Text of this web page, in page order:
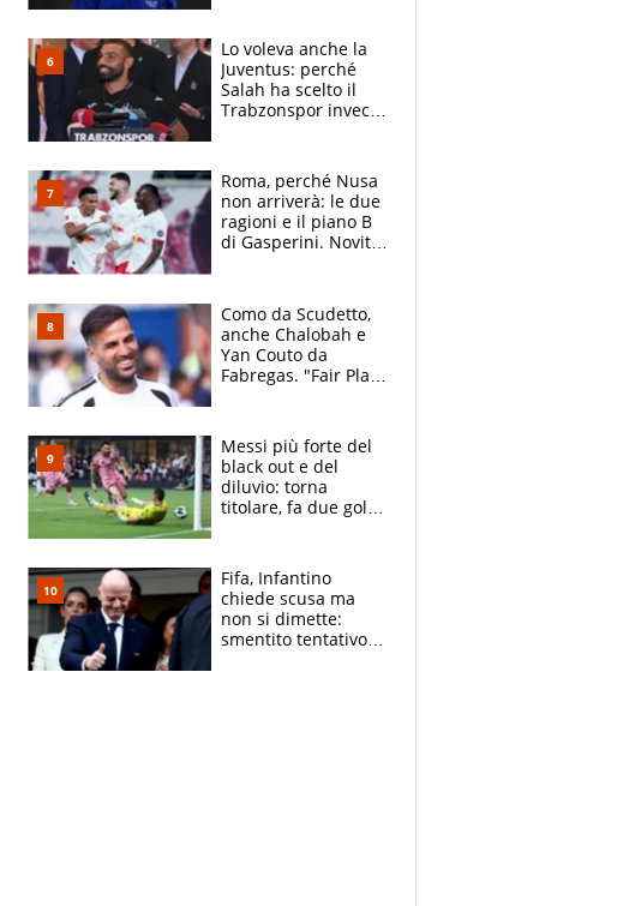
squadra"
Lo voleva anche la
Juventus: perché
Salah ha scelto il
Trabzonspor invece
Roma, perché Nusa
non arriverà: le due
ragioni e il piano B
di Gasperini. Novità
Como da Scudetto,
anche Chalobah e
Yan Couto da
Fabregas. "Fair Play
multa"
Messi più forte del
black out e del
diluvio: torna
titolare, fa due gol e
che ritiro
Fifa, Infantino
chiede scusa ma
non si dimette:
smentito tentativo di